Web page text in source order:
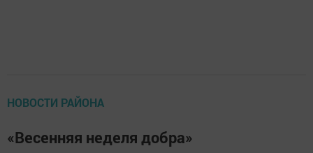
НОВОСТИ РАЙОНА
«Весенняя неделя добра»